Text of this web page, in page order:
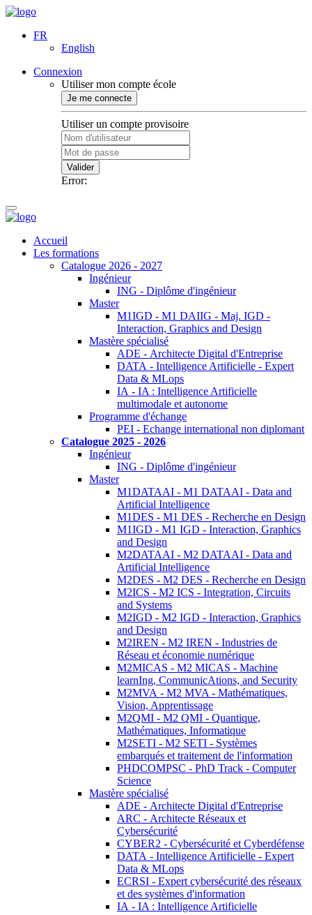
FR
English
Connexion
Utiliser mon compte école
Je me connecte
Utiliser un compte provisoire
Valider
Error:
Accueil
Les formations
Catalogue 2026 - 2027
Ingénieur
ING - Diplôme d'ingénieur
Master
M1IGD - M1 DAIIG - Maj. IGD -
Interaction, Graphics and Design
Mastère spécialisé
ADE - Architecte Digital d'Entreprise
DATA - Intelligence Artificielle - Expert
Data & MLops
IA - IA : Intelligence Artificielle
multimodale et autonome
Programme d'échange
PEI - Echange international non diplomant
Catalogue 2025 - 2026
Ingénieur
ING - Diplôme d'ingénieur
Master
M1DATAAI - M1 DATAAI - Data and
Artificial Intelligence
M1DES - M1 DES - Recherche en Design
M1IGD - M1 IGD - Interaction, Graphics
and Design
M2DATAAI - M2 DATAAI - Data and
Artificial Intelligence
M2DES - M2 DES - Recherche en Design
M2ICS - M2 ICS - Integration, Circuits
and Systems
M2IGD - M2 IGD - Interaction, Graphics
and Design
M2IREN - M2 IREN - Industries de
Réseau et économie numérique
M2MICAS - M2 MICAS - Machine
learnIng, CommunicAtions, and Security
M2MVA - M2 MVA - Mathématiques,
Vision, Apprentissage
M2QMI - M2 QMI - Quantique,
Mathématiques, Informatique
M2SETI - M2 SETI - Systèmes
embarqués et traitement de l'information
PHDCOMPSC - PhD Track - Computer
Science
Mastère spécialisé
ADE - Architecte Digital d'Entreprise
ARC - Architecte Réseaux et
Cybersécurité
CYBER2 - Cybersécurité et Cyberdéfense
DATA - Intelligence Artificielle - Expert
Data & MLops
ECRSI - Expert cybersécurité des réseaux
et des systèmes d'information
IA - IA : Intelligence Artificielle